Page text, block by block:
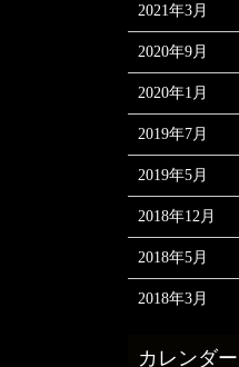
2021年3月
2020年9月
2020年1月
2019年7月
2019年5月
2018年12月
2018年5月
2018年3月